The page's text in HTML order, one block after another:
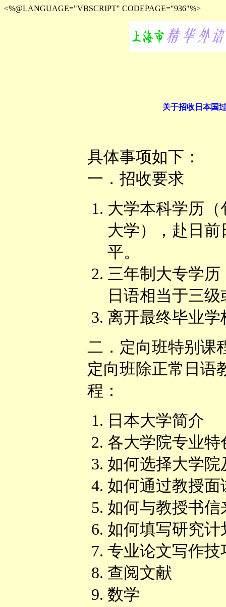
<%@LANGUAGE="VBSCRIPT" CODEPAGE="936"%>
关于招收日本国
具体事项如下：
一．招收要求
大学本科学历
大学），赴日
平。
三年制大专学
日语相当于三
离开最终毕业
二．定向班特别课
定向班除正常日语
程：
日本大学简介
各大学院专业
如何选择大学院
如何通过教授面
如何与教授书信
如何填写研究计
专业论文写作技
查阅文献
数学